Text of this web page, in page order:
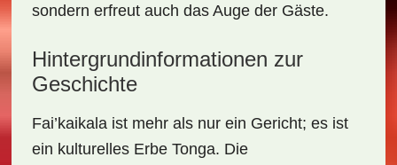
sondern erfreut auch das Auge der Gäste.
Hintergrundinformationen zur
Geschichte
Fai’kaikalaist mehr als nur ein Gericht; es ist
ein kulturelles Erbe Tonga. Die